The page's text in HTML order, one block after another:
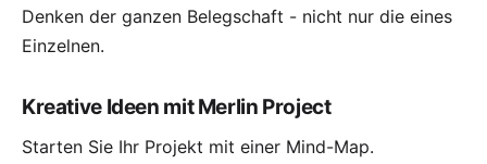
Denken der ganzen Belegschaft - nicht nur die eines
Einzelnen.
Kreative Ideen mit Merlin Project
Starten Sie Ihr Projekt mit einer Mind-Map.